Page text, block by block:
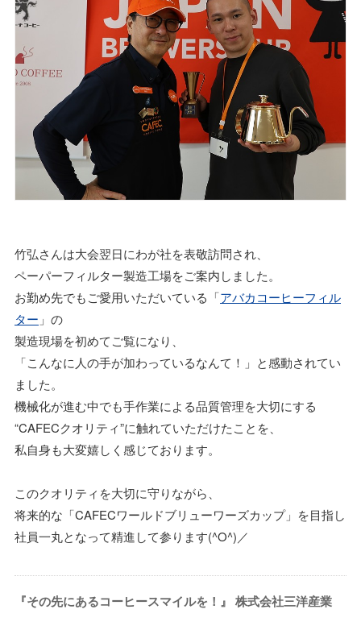
竹弘さんは大会翌日にわが社を表敬訪問され、
ペーパーフィルター製造工場をご案内しました。
お勤め先でもご愛用いただいている「アバカコーヒーフィル
ター 」の
製造現場を初めてご覧になり、
「こんなに人の手が加わっているなんて！」と感動されてい
ました。
機械化が進む中でも手作業による品質管理を大切にする
“CAFECクオリティ”に触れていただけたことを、
私自身も大変嬉しく感じております。
このクオリティを大切に守りながら、
将来的な「CAFECワールドブリューワーズカップ」を目指し
社員一丸となって精進して参ります(^O^)／
『その先にあるコーヒースマイルを！』 株式会社三洋産業